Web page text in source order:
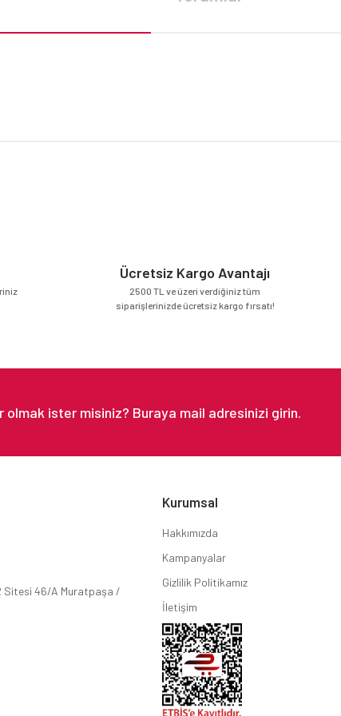
olmalı.
Ücretsiz Kargo Avantajı
2500 TL ve üzeri verdiğiniz tüm
siparişlerinizde ücretsiz kargo fırsatı!
Sitesi 46/A Muratpaşa /
Kurumsal
Hakkımızda
Kampanyalar
Gizlilik Politikamız
İletişim